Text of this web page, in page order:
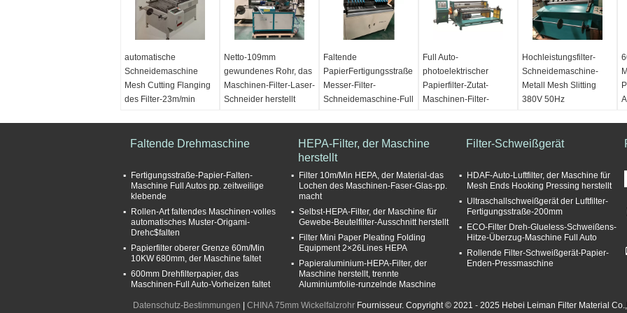
automatische
Schneidemaschine
Mesh Cutting Flanging
des Filter-23m/min
Cutting And Flanging
Schneidemaschine
Produktionsrate:
23m/min
Maximale
Arbeitsbreite:1000mm
210mm
Netto-109mm
gewundenes Rohr, das
Maschinen-Filter-Laser-
Schneider herstellt
Maschinen-faltende
Papierdrehmaschine
Durchmesserstrecke:
90MM-400MM
Nettostärke: 0.5mm-
0.8mm
Faltende
PapierFertigungsstraße
Messer-Filter-
Schneidemaschine-Full
Auto-Messer-faltende
Fertigungsstraße-Filter-
PapierSchneidemaschine
Geschwindigkeit:
(justierbar)
justierbare Breite:32-
1100mm
0.75KW
Full Auto-
photoelektrischer
Papierfilter-Zutat-
Maschinen-Filter-
Hochleistungs- Filter-
Machine Filter Cutting-
Maschine
Verfügbare
Schnitthöhe:≤1200mm
Spule Geschwindigkeit
umschalten:≤90m/min
Verfügbare
geschnittene
Breitenstrecke:
Hochleistungsfilter-
Schneidemaschine-
Metall Mesh Slitting
380V 50Hz
Metall-Mesh Slitting
Maschine
20m/min
Gesamt-Powe:
Spannung 3.Supply:
220-380V/50HZ
Faltende Drehmaschine
Fertigungsstraße-Papier-Falten-
Maschine Full Autos pp. zeitweilige
klebende
Rollen-Art faltendes Maschinen-volles
automatisches Muster-Origami-
Drehc$falten
Papierfilter oberer Grenze 60m/Min
10KW 680mm, der Maschine faltet
600mm Drehfilterpapier, das
Maschinen-Full Auto-Vorheizen faltet
HEPA-Filter, der Maschine
herstellt
Filter 10m/Min HEPA, der Material-das
Lochen des Maschinen-Faser-Glas-pp.
macht
Selbst-HEPA-Filter, der Maschine für
Gewebe-Beutelfilter-Ausschnitt herstellt
Filter Mini Paper Pleating Folding
Equipment 2×26Lines HEPA
Papieraluminium-HEPA-Filter, der
Maschine herstellt, trennte
Aluminiumfolie-runzelnde Maschine
Filter-Schweißgerät
HDAF-Auto-Luftfilter, der Maschine für
Mesh Ends Hooking Pressing herstellt
Ultraschallschweißgerät der Luftfilter-
Fertigungsstraße-200mm
ECO-Filter Dreh-Glueless-Schweißens-
Hitze-Überzug-Maschine Full Auto
Rollende Filter-Schweißgerät-Papier-
Enden-Pressmaschine
Datenschutz-Bestimmungen CHINA 75mm WickelfalzrohrFournisseur. Copyright © 2021 - 2025 Hebei Leiman Filter Material